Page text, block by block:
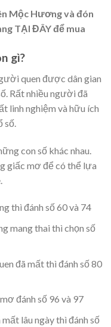
Mộc Hương và đón
TẠI ĐÂY để mua
gì?
quen được dân gian
Rất nhiều người đã
linh nghiệm và hữu ích
số.
con số khác nhau.
giấc mơ để có thể lựa
thì đánh số 60 và 74
mang thai thì chọn số
đã mất thì đánh số 80
đánh số 96 và 97
lâu ngày thì đánh số